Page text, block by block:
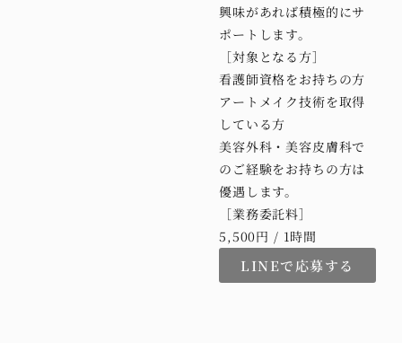
興味があれば積極的にサ
ポートします。
［対象となる方］
看護師資格をお持ちの方
アートメイク技術を取得
している方
美容外科・美容皮膚科で
のご経験をお持ちの方は
優遇します。
［業務委託料］
5,500円 / 1時間
LINEで応募する